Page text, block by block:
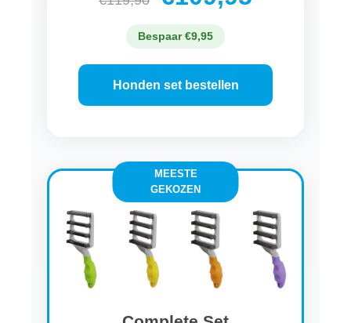
Bespaar €9,95
Honden set bestellen
MEESTE
GEKOZEN